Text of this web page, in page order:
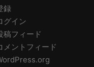
録
グイン
稿フィード
メントフィード